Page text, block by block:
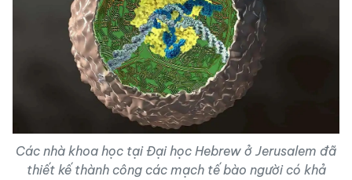
Các nhà khoa học tại Đại học Hebrew ở Jerusalem đã
thiết kế thành công các mạch tế bào người có khả